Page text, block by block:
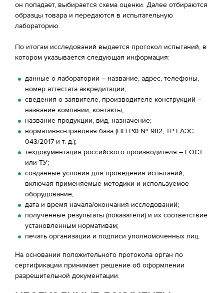
он попадает, выбирается схема оценки. Далее отбираются
образцы товара и передаются в испытательную
лабораторию.
По итогам исследований выдается протокол испытаний, в
котором указывается следующая информация:
данные о лаборатории – название, адрес, телефоны,
номер аттестата аккредитации;
сведения о заявителе, производителе конструкций –
название компании, контакты;
название продукции, вид, назначение;
нормативно-правовая база (ПП РФ № 982, ТР ЕАЭС
043/2017 и т. д.);
техдокументация российского производителя – ГОСТ
или ТУ;
созданные условия для проведения испытаний,
включая применяемые методики и используемое
оборудование;
дата и время начала/окончания исследований;
полученные результаты (показатели) и их соответствие
установленным нормативам;
печать организации и подписи уполномоченных лиц.
На основании положительного протокола орган по
сертификации принимает решение об оформлении
разрешительной документации.